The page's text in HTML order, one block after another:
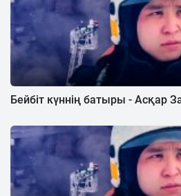
Бейбіт күннің батыры - Асқар